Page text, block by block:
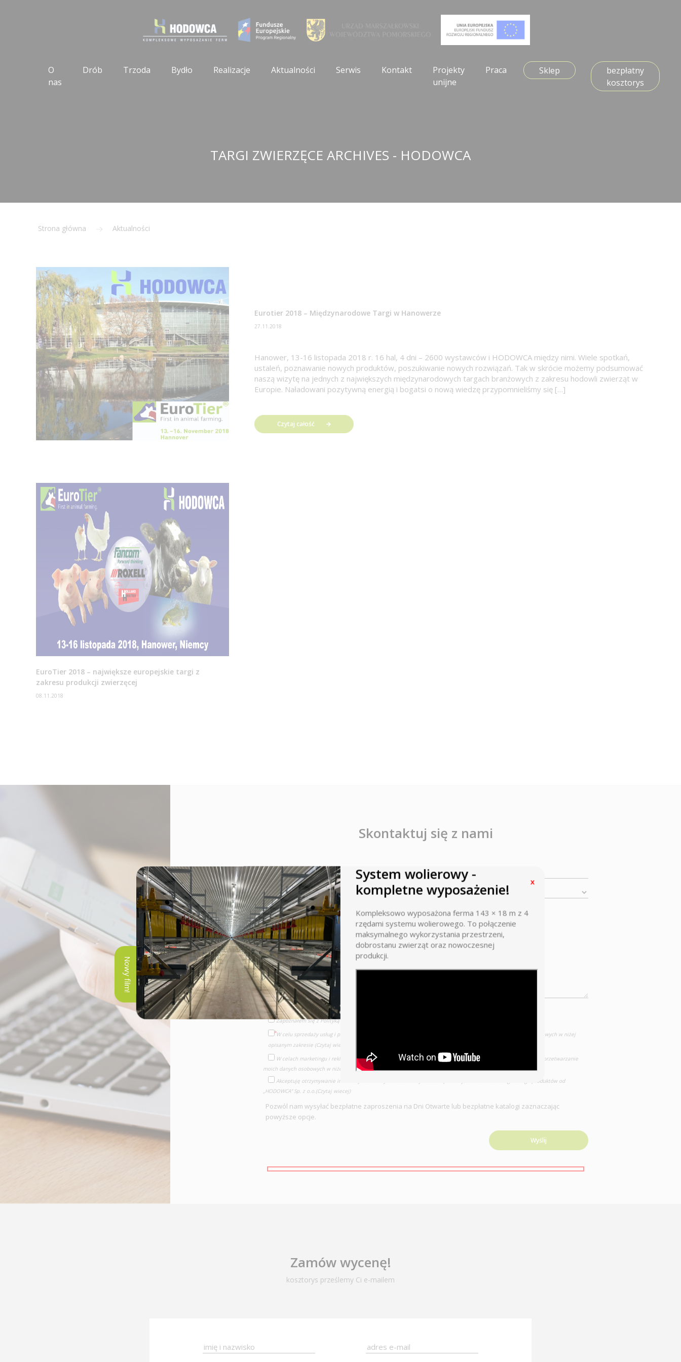
O
nas
Drób Trzoda Bydło Realizacje Aktualności Serwis Kontakt
Projekty
unijne
Praca Sklep
bezpłatny
kosztorys
TARGI ZWIERZĘCE ARCHIVES - HODOWCA
Strona główna Aktualności
Eurotier 2018 – Międzynarodowe Targi w Hanowerze
27.11.2018
Hanower, 13-16 listopada 2018 r. 16 hal, 4 dni – 2600 wystawców i HODOWCA między nimi. Wiele spotkań,
ustaleń, poznawanie nowych produktów, poszukiwanie nowych rozwiązań. Tak w skrócie możemy podsumować
naszą wizytę na jednych z największych międzynarodowych targach branżowych z zakresu hodowli zwierząt w
Europie. Naładowani pozytywną energią i bogatsi o nową wiedzę przypomnieliśmy się […]
Czytaj całość
EuroTier 2018 – największe europejskie targi z
zakresu produkcji zwierzęcej
08.11.2018
Skontaktuj się z nami
drób trzoda bydło
Zaznacz wszystkie pola poniżej, by być na bieżąco!
Zapoznałem się z Polityką prywatności strony,rozumiem ją i akceptuję
W celu sprzedaży usług i produktów przez „HODOWCA” Sp. z o.o. akceptuję przetwarzanie moich danych osobowych w niżej
opisanym zakresie (Czytaj wiecej)
W celach marketingu i reklamy usług lub produktów oferowanych przez „HODOWCA” Sp. z o.o. zgadzam się na przetwarzanie
moich danych osobowych w niżej opisanym zakresie(Czytaj wiecej)
Akceptuję otrzymywanie informacji handlowych o aktualnej ofercie i promocjach oraz marketingu usług i produktów od
„HODOWCA” Sp. z o.o.(Czytaj wiecej)
Pozwól nam wysyłać bezpłatne zaproszenia na Dni Otwarte lub bezpłatne katalogi zaznaczając
powyższe opcje.
Zamów wycenę!
kosztorys prześlemy Ci e-mailem
Nowy film!
x
System wolierowy -
kompletne wyposażenie!
Kompleksowo wyposażona ferma 143 × 18 m z 4
rzędami systemu wolierowego. To połączenie
maksymalnego wykorzystania przestrzeni,
dobrostanu zwierząt oraz nowoczesnej
produkcji.